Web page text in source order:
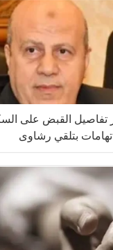
تفاصيل القبض على
بتلقي رشاوى